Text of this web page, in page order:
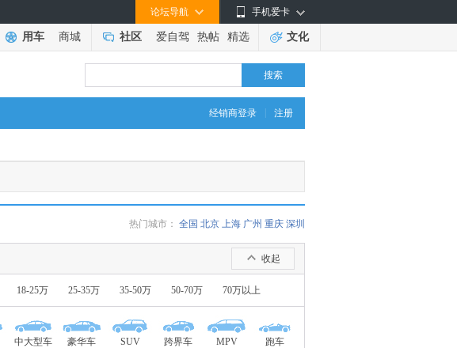
手机爱卡
论坛导航
用车 商城 社区 爱自驾 热帖 精选 文化
搜索
经销商登录 注册
热门城市： 全国 北京 上海 广州 重庆 深圳
收起
18-25万 25-35万 35-50万 50-70万 70万以上
中大型车 豪华车 SUV 跨界车 MPV 跑车